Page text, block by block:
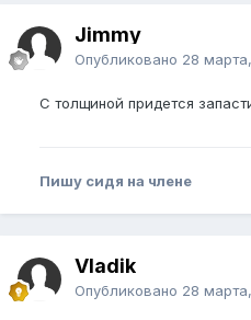
Jimmy
Опубликовано 28
С толщиной придется
Пишу сидя на члене
Vladik
Опубликовано 28